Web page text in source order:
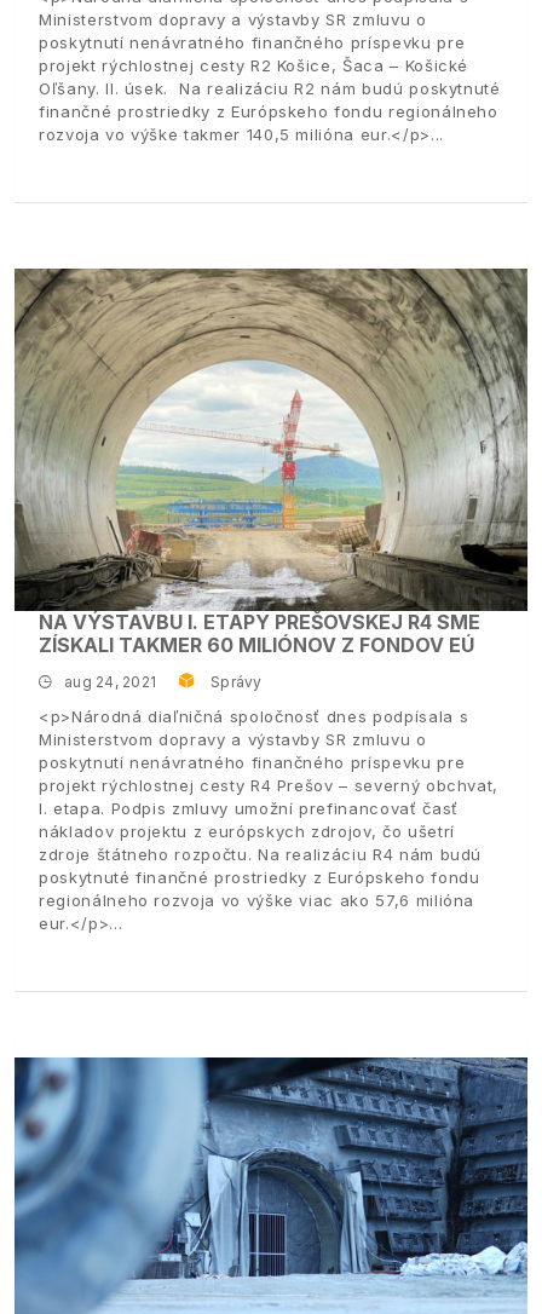
Ministerstvom dopravy a výstavby SR zmluvu o
poskytnutí nenávratného finančného príspevku pre
projekt rýchlostnej cesty R2 Košice, Šaca – Košické
Oľšany. II. úsek. Na realizáciu R2 nám budú poskytnuté
finančné prostriedky z Európskeho fondu regionálneho
rozvoja vo výške takmer 140,5 milióna eur.</p>
NA VÝSTAVBU I. ETAPY PREŠOVSKEJ R4 SME
ZÍSKALI TAKMER 60 MILIÓNOV Z FONDOV EÚ
aug 24, 2021 Správy
<p>Národná diaľničná spoločnosť dnes podpísala s
Ministerstvom dopravy a výstavby SR zmluvu o
poskytnutí nenávratného finančného príspevku pre
projekt rýchlostnej cesty R4 Prešov – severný obchvat,
I. etapa. Podpis zmluvy umožní prefinancovať časť
nákladov projektu z európskych zdrojov, čo ušetrí
zdroje štátneho rozpočtu. Na realizáciu R4 nám budú
poskytnuté finančné prostriedky z Európskeho fondu
regionálneho rozvoja vo výške viac ako 57,6 milióna
eur.</p>